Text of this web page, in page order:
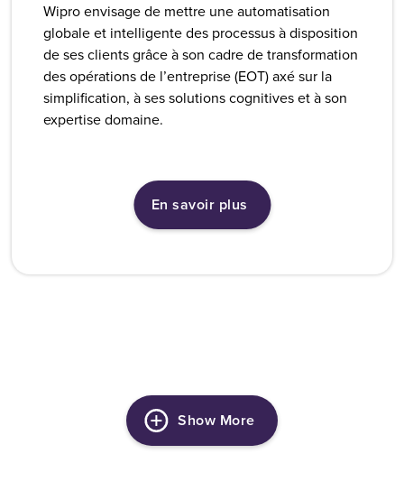
Wipro envisage de mettre une automatisation
globale et intelligente des processus à disposition
de ses clients grâce à son cadre de transformation
des opérations de l’entreprise (EOT) axé sur la
simplification, à ses solutions cognitives et à son
expertise domaine.
En savoir plus
Show More